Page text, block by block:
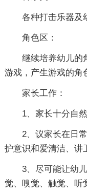
各种打击乐器及
角色区：
继续培养幼儿的
游戏，产生游戏的角
家长工作：
1、家长十分自
2、议家长在日
护意识和爱清洁、讲
3、尽可能让幼
觉、嗅觉、触觉、听